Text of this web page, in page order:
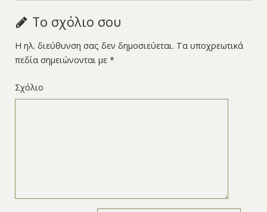
Το σχόλιο σου
Η ηλ. διεύθυνση σας δεν δημοσιεύεται. Τα υποχρεωτικά
πεδία σημειώνονται με *
Σχόλιο